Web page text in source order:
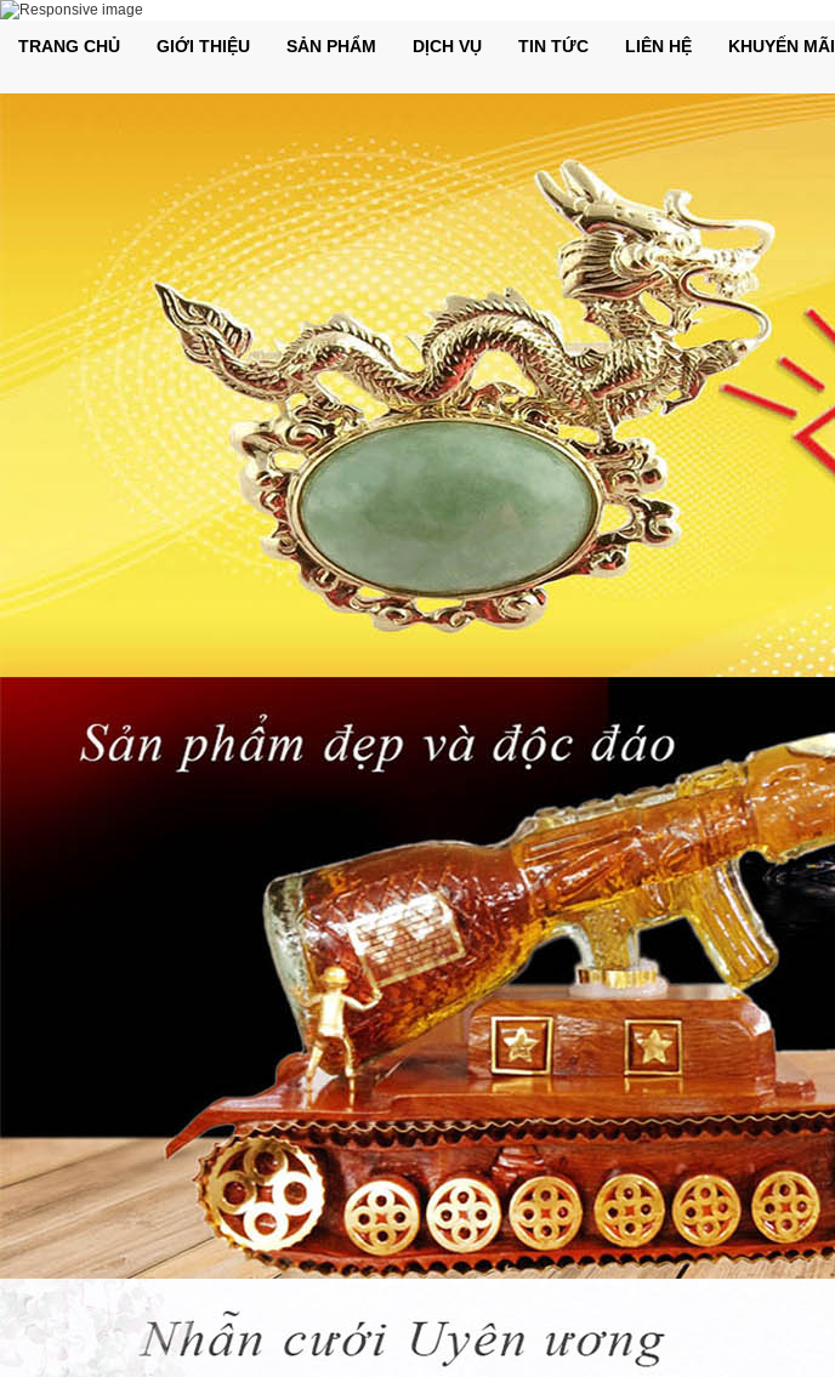
TRANG CHỦ GIỚI THIỆU SẢN PHẨM DỊCH VỤ TIN TỨC LIÊN HỆ KHUYẾN MÃI